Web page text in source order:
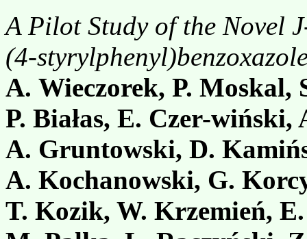
A Pilot Study of the Novel
(4-
A. Wieczorek, P. Moskal,
P. Białas, E. Czer-wiński,
A. Gruntowski, D.
A. Kochanowski, G.
T. Kozik, W. Krzemień,